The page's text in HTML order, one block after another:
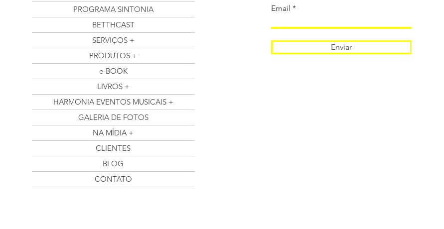
PROGRAMA SINTONIA
BETTHCAST
SERVIÇOS +
PRODUTOS +
e-BOOK
LIVROS +
HARMONIA EVENTOS MUSICAIS +
GALERIA DE FOTOS
NA MÍDIA +
CLIENTES
BLOG
CONTATO
Email
Enviar